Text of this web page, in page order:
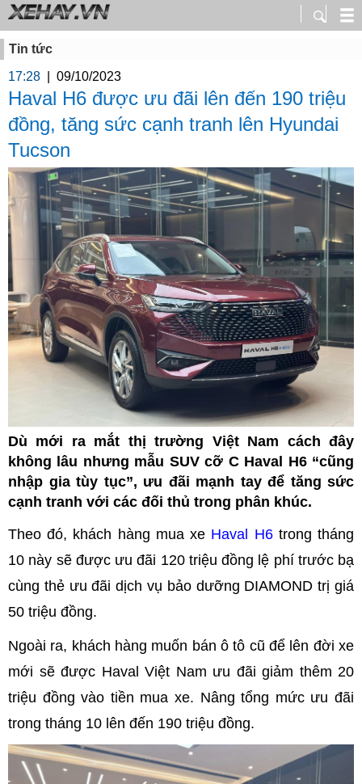
Tin tức
17:28
09/10/2023
Haval H6 được ưu đãi lên đến 190 triệu
đồng, tăng sức cạnh tranh lên Hyundai
Tucson
Dù mới ra mắt thị trường Việt Nam cách đây
không lâu nhưng mẫu SUV cỡ C Haval H6 “cũng
nhập gia tùy tục”, ưu đãi mạnh tay để tăng sức
cạnh tranh với các đối thủ trong phân khúc.
Theo đó, khách hàng mua xe Haval H6trong tháng
10 này sẽ được ưu đãi 120 triệu đồng lệ phí trước bạ
cùng thẻ ưu đãi dịch vụ bảo dưỡng DIAMOND trị giá
50 triệu đồng.
Ngoài ra, khách hàng muốn bán ô tô cũ để lên đời xe
mới sẽ được Haval Việt Nam ưu đãi giảm thêm 20
triệu đồng vào tiền mua xe. Nâng tổng mức ưu đãi
trong tháng 10 lên đến 190 triệu đồng.